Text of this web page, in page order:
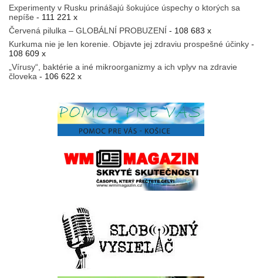
Experimenty v Rusku prinášajú šokujúce úspechy o ktorých sa
nepíše - 111 221 x
Červená pilulka – GLOBÁLNÍ PROBUZENÍ - 108 683 x
Kurkuma nie je len korenie. Objavte jej zdraviu prospešné účinky -
108 609 x
„Vírusy“, baktérie a iné mikroorganizmy a ich vplyv na zdravie
človeka - 106 622 x